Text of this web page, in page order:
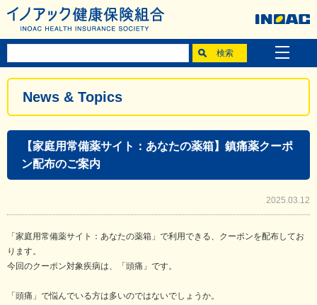
News & Topics
【家庭用常備薬サイト：あなたの薬箱】鎮痛薬クーポ
ン配布のご案内
2025.03.12
「家庭用常備薬サイト：あなたの薬箱」で利用できる、クーポンを配布してお
ります。
今回のクーポン対象疾病は、「頭痛」です。
「頭痛」で悩んでいる方は多いのではないでしょうか。